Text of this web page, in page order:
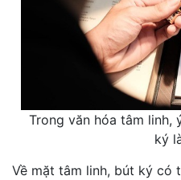
Trong văn hóa tâm linh,
ký
Về mặt tâm linh, bút ký có